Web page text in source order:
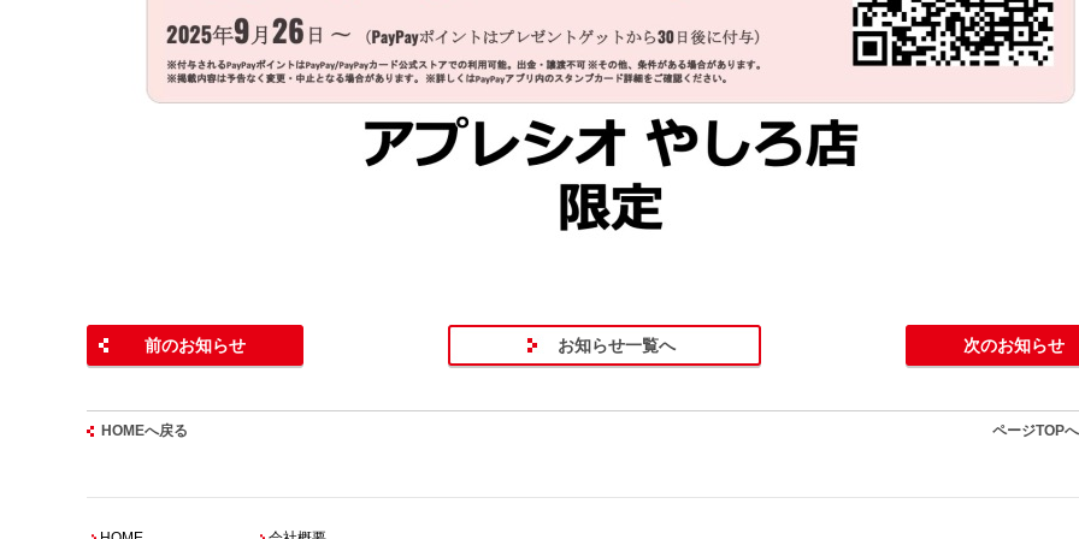
前のお知らせ お知らせ一覧へ 次のお知らせ
HOMEへ戻る ページTOP